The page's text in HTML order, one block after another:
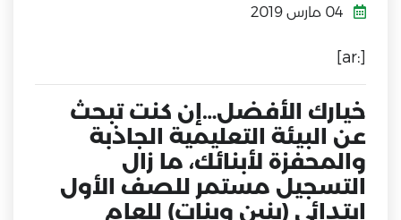
[:ar]
خيارك الأفضل…إن كنت تبحث
عن البيئة التعليمية الجاذبة
والمحفزة لأبنائك، ما زال
التسجيل مستمر للصف الأول
ابتدائي (بنين وبنات) للعام